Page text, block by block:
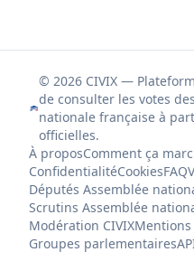
© 2026 CIVIX —
de consulter les votes
nationale française à
officielles.
À proposComment ça
ConfidentialitéCookiesFAQ
Députés Assemblée
Scrutins Assemblée
Modération CIVIX
Groupes parlementaires